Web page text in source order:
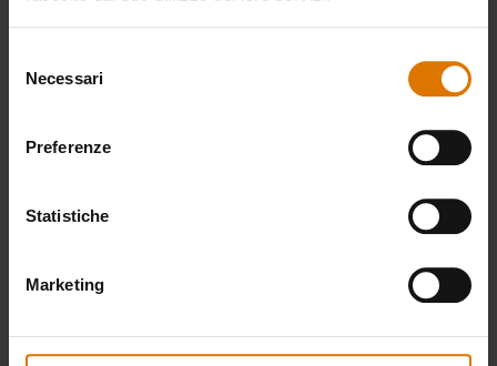
delNecessari
Preferenze
Statistiche
Marketing
minuti per la pizza, ma la combustione durerà
anche per un paio d’ore. D’altra parte, se si usa il
tempi di cottura a soli 4–5 minuti, in quanto la
bisognerà aggiungere un mezzo cestino di
barbecue a gas bisognerà aumentare al
corrispondenza della pietra. Buon appetito!